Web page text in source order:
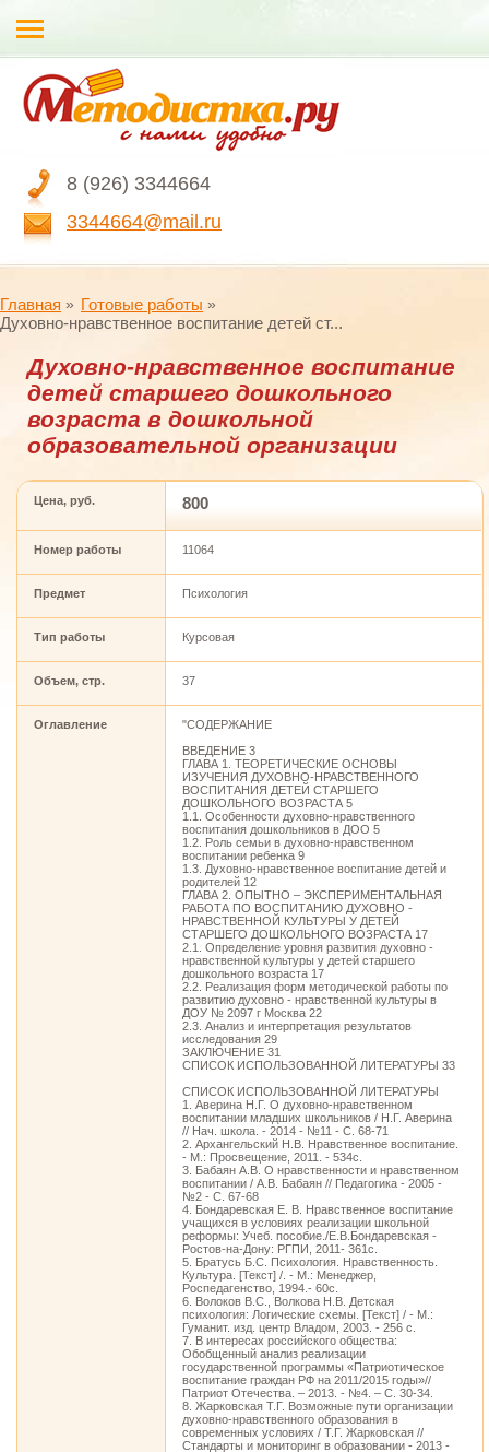
8 (926) 3344664
3344664@mail.ru
Главная
Готовые работы
Духовно-нравственное воспитание детей ст...
Духовно-нравственное воспитание
детей старшего дошкольного
возраста в дошкольной
образовательной организации
Цена, руб. 800
Номер работы 11064
Предмет Психология
Тип работы Курсовая
Объем, стр. 37
Оглавление
"СОДЕРЖАНИЕ
ВВЕДЕНИЕ 3
ГЛАВА 1. ТЕОРЕТИЧЕСКИЕ ОСНОВЫ
ИЗУЧЕНИЯ ДУХОВНО-НРАВСТВЕННОГО
ВОСПИТАНИЯ ДЕТЕЙ СТАРШЕГО
ДОШКОЛЬНОГО ВОЗРАСТА 5
1.1. Особенности духовно-нравственного
воспитания дошкольников в ДОО 5
1.2. Роль семьи в духовно-нравственном
воспитании ребенка 9
1.3. Духовно-нравственное воспитание детей и
родителей 12
ГЛАВА 2. ОПЫТНО – ЭКСПЕРИМЕНТАЛЬНАЯ
РАБОТА ПО ВОСПИТАНИЮ ДУХОВНО -
НРАВСТВЕННОЙ КУЛЬТУРЫ У ДЕТЕЙ
СТАРШЕГО ДОШКОЛЬНОГО ВОЗРАСТА 17
2.1. Определение уровня развития духовно -
нравственной культуры у детей старшего
дошкольного возраста 17
2.2. Реализация форм методической работы по
развитию духовно - нравственной культуры в
ДОУ № 2097 г Москва 22
2.3. Анализ и интерпретация результатов
исследования 29
ЗАКЛЮЧЕНИЕ 31
СПИСОК ИСПОЛЬЗОВАННОЙ ЛИТЕРАТУРЫ 33
СПИСОК ИСПОЛЬЗОВАННОЙ ЛИТЕРАТУРЫ
1. Аверина Н.Г. О духовно-нравственном
воспитании младших школьников / Н.Г. Аверина
// Нач. школа. - 2014 - №11 - С. 68-71
2. Архангельский Н.В. Нравственное воспитание.
- М.: Просвещение, 2011. - 534с.
3. Бабаян А.В. О нравственности и нравственном
воспитании / А.В. Бабаян // Педагогика - 2005 -
№2 - С. 67-68
4. Бондаревская Е. В. Нравственное воспитание
учащихся в условиях реализации школьной
реформы: Учеб. пособие./Е.В.Бондаревская -
Ростов-на-Дону: РГПИ, 2011- 361с.
5. Братусь Б.С. Психология. Нравственность.
Культура. [Текст] /. - М.: Менеджер,
Роспедагенство, 1994.- 60с.
6. Волоков В.С., Волкова Н.В. Детская
психология: Логические схемы. [Текст] / - М.:
Гуманит. изд. центр Владом, 2003. - 256 с.
7. В интересах российского общества:
Обобщенный анализ реализации
государственной программы «Патриотическое
воспитание граждан РФ на 2011/2015 годы»//
Патриот Отечества. – 2013. - №4. – С. 30-34.
8. Жарковская Т.Г. Возможные пути организации
духовно-нравственного образования в
современных условиях / Т.Г. Жарковская //
Стандарты и мониторинг в образовании - 2013 -